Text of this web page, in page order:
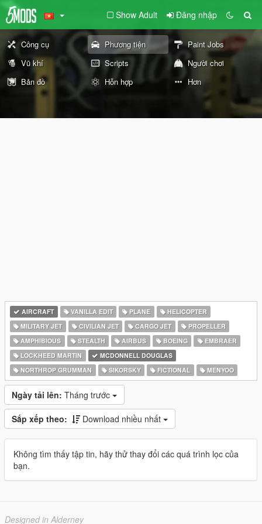
Show Adult Đăng nhập
Công cụ Phương tiện
Paint Jobs
Vũ khí
Scripts
Người chơi
Bản đồ
Hỗn hợp Hơn
AIRCRAFT VANILLA EDIT PLANE
HELICOPTER
MILITARY JET
CIVILIAN JET CARGO JET
PROPELLER
AMPHIBIOUS
STEALTH AIRBUS BOEING
EMBRAER
LOCKHEED MARTIN
MCDONNELL DOUGLAS
NORTHROP GRUMMAN
SIKORSKY FICTIONAL MENYOO
Ngày tải lên: Tháng trước
Sắp xếp theo: Download nhiều nhất
Không tìm thấy tập tin, hãy thử thay đổi các quá trình lọc của
bạn.
Designed in Alderney